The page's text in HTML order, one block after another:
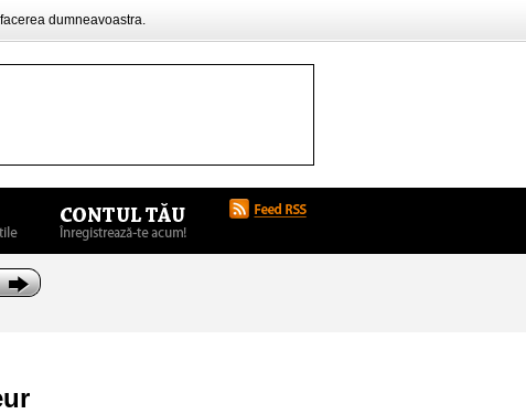
dumneavoastra.